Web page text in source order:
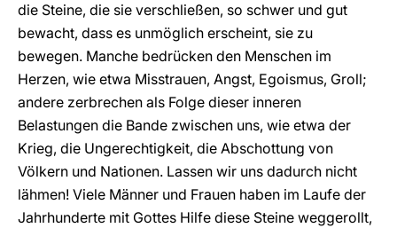
die Steine, die sie verschließen, so schwer und gut
bewacht, dass es unmöglich erscheint, sie zu
bewegen. Manche bedrücken den Menschen im
Herzen, wie etwa Misstrauen, Angst, Egoismus, Groll;
andere zerbrechen als Folge dieser inneren
Belastungen die Bande zwischen uns, wie etwa der
Krieg, die Ungerechtigkeit, die Abschottung von
Völkern und Nationen. Lassen wir uns dadurch nicht
lähmen! Viele Männer und Frauen haben im Laufe der
Jahrhunderte mit Gottes Hilfe diese Steine weggerollt,